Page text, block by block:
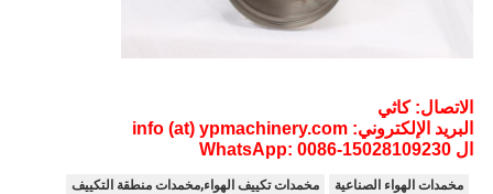
الاتصال: كاثي
البريد الإلكتروني: info (at) ypmachinery.com
ال WhatsApp: 0086-15028109230
مخمدات الهواء الصناعية
مخمدات تكييف الهواء,مخمدات منطقة التكييف